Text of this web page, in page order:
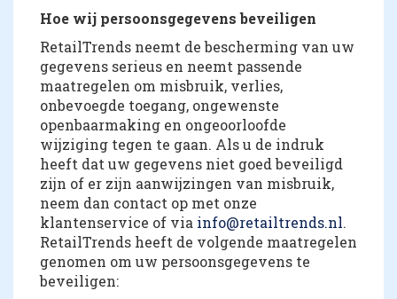
Hoe wij persoonsgegevens beveiligen
RetailTrends neemt de bescherming van uw
gegevens serieus en neemt passende
maatregelen om misbruik, verlies,
onbevoegde toegang, ongewenste
openbaarmaking en ongeoorloofde
wijziging tegen te gaan. Als u de indruk
heeft dat uw gegevens niet goed beveiligd
zijn of er zijn aanwijzingen van misbruik,
neem dan contact op met onze
klantenservice of via info@retailtrends.nl.
RetailTrends heeft de volgende maatregelen
genomen om uw persoonsgegevens te
beveiligen: